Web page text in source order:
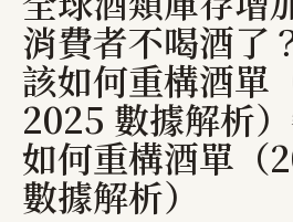
消費者不喝酒了
該如何重構酒單
2025 數據解析
如何重構酒單（
數據解析）